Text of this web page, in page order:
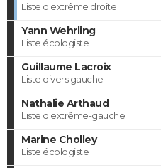
Liste d'extrême droite
Yann Wehrling
Liste écologiste
Guillaume Lacroix
Liste divers gauche
Nathalie Arthaud
Liste d'extrême-gauche
Marine Cholley
Liste écologiste